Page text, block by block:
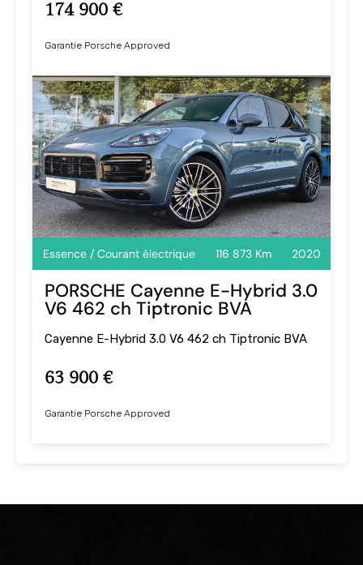
174 900 €
Garantie Porsche Approved
Essence / Courant électrique 116 873 Km 2020
PORSCHE Cayenne E-Hybrid 3.0
V6 462 ch Tiptronic BVA
Cayenne E-Hybrid 3.0 V6 462 ch Tiptronic BVA
63 900 €
Garantie Porsche Approved